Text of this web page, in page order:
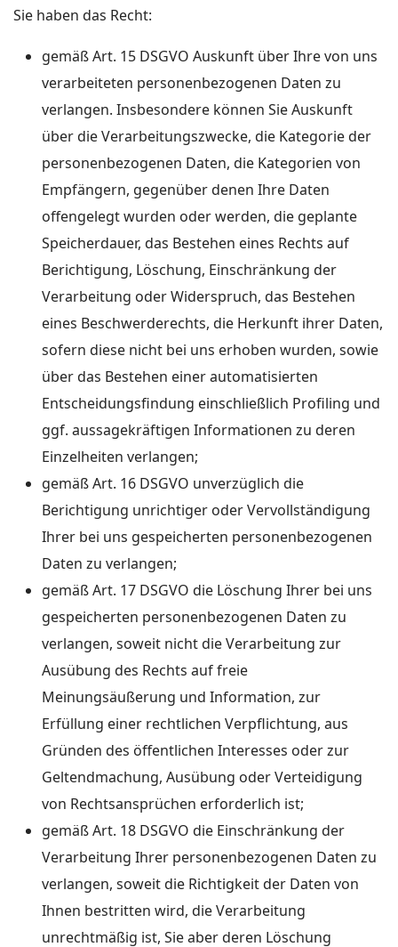
Sie haben das Recht:
gemäß Art. 15 DSGVO Auskunft über Ihre von uns
verarbeiteten personenbezogenen Daten zu
verlangen. Insbesondere können Sie Auskunft
über die Verarbeitungszwecke, die Kategorie der
personenbezogenen Daten, die Kategorien von
Empfängern, gegenüber denen Ihre Daten
offengelegt wurden oder werden, die geplante
Speicherdauer, das Bestehen eines Rechts auf
Berichtigung, Löschung, Einschränkung der
Verarbeitung oder Widerspruch, das Bestehen
eines Beschwerderechts, die Herkunft ihrer Daten,
sofern diese nicht bei uns erhoben wurden, sowie
über das Bestehen einer automatisierten
Entscheidungsfindung einschließlich Profiling und
ggf. aussagekräftigen Informationen zu deren
Einzelheiten verlangen;
gemäß Art. 16 DSGVO unverzüglich die
Berichtigung unrichtiger oder Vervollständigung
Ihrer bei uns gespeicherten personenbezogenen
Daten zu verlangen;
gemäß Art. 17 DSGVO die Löschung Ihrer bei uns
gespeicherten personenbezogenen Daten zu
verlangen, soweit nicht die Verarbeitung zur
Ausübung des Rechts auf freie
Meinungsäußerung und Information, zur
Erfüllung einer rechtlichen Verpflichtung, aus
Gründen des öffentlichen Interesses oder zur
Geltendmachung, Ausübung oder Verteidigung
von Rechtsansprüchen erforderlich ist;
gemäß Art. 18 DSGVO die Einschränkung der
Verarbeitung Ihrer personenbezogenen Daten zu
verlangen, soweit die Richtigkeit der Daten von
Ihnen bestritten wird, die Verarbeitung
unrechtmäßig ist, Sie aber deren Löschung